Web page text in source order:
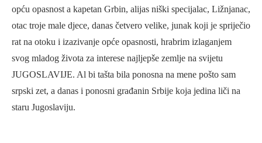
opću opasnost a kapetan Grbin, alijas niški specijalac, Ližnjanac,
otac troje male djece, danas četvero velike, junak koji je spriječio
rat na otoku i izazivanje opće opasnosti, hrabrim izlaganjem
svog mladog života za interese najljepše zemlje na svijetu
JUGOSLAVIJE. Al bi tašta bila ponosna na mene pošto sam
srpski zet, a danas i ponosni građanin Srbije koja jedina liči na
staru Jugoslaviju.